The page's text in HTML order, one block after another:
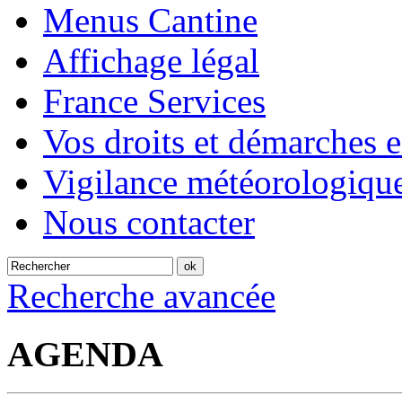
Menus Cantine
Affichage légal
France Services
Vos droits et démarches
Vigilance
Nous contacter
Recherche avancée
AGENDA